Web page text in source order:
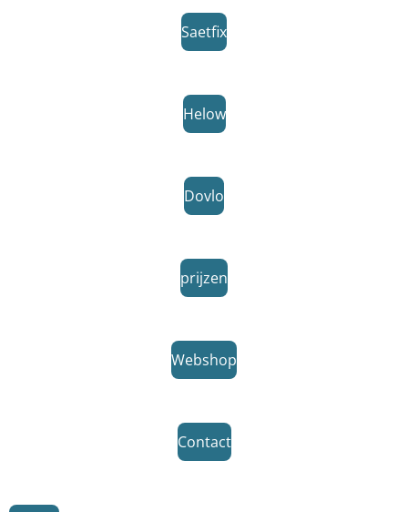
Saetfix
Helow
Dovlo
prijzen
Webshop
Contact